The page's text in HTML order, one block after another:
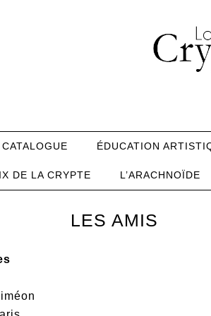
CATALOGUE ÉDUCATION
DE LA CRYPTE L’ARACHNOÏDE
LES AMIS